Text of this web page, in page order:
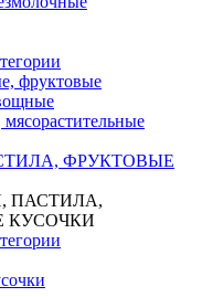
фруктовые
ФРУКТОВЫЕ
ПАСТИЛА,
КУСОЧКИ